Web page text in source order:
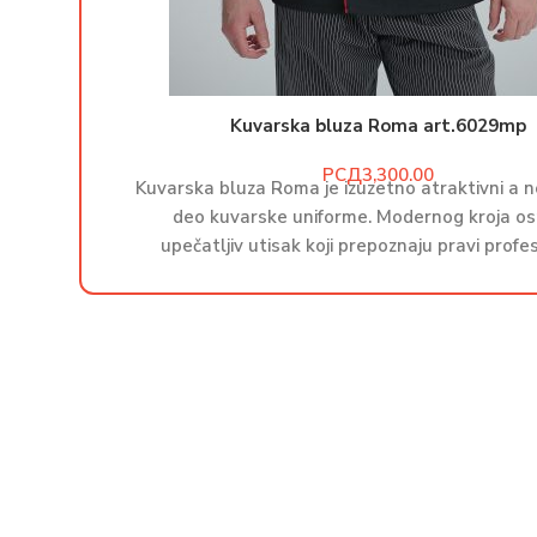
Kuvarska bluza Roma art.6029mp
РСД
Kuvarska bluza Roma je izuzetno atraktivni a
deo kuvarske uniforme. Modernog kroja
upečatljiv utisak koji prepoznaju pravi